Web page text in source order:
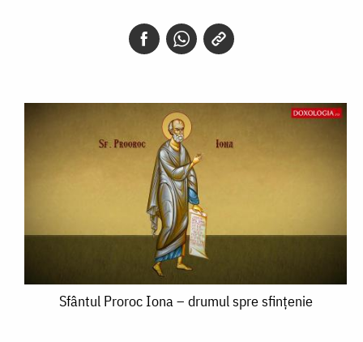
SfântulSfântul Proroc Iona – drumul spre sfințenie